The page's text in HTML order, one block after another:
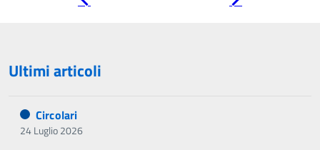
Ultimi articoli
Circolari
24 Luglio 2026